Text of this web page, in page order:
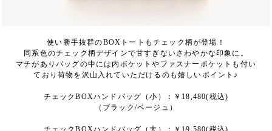
使い勝手抜群のBOXトートもチェック柄が登場！
同系色のチェック柄デザインで甘すぎないさわやかな印象に。
マチがありバッグの中には内ポケットやファスナーポケットも付い
ており荷物を沢山入れていただけるのも嬉しいポイント♪
チェックBOXハンドバッグ（小）：￥18,480(税込)
（ブラック/ベージュ）
チェックBOXハンドバッグ（大）：￥19,580(税込)